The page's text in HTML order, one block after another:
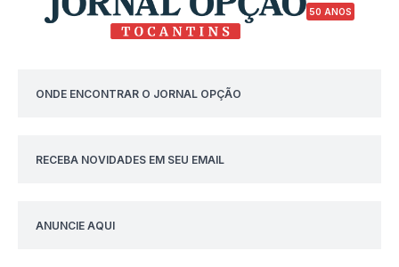
50 ANOS
ONDE ENCONTRAR O JORNAL OPÇÃO
RECEBA NOVIDADES EM SEU EMAIL
ANUNCIE AQUI